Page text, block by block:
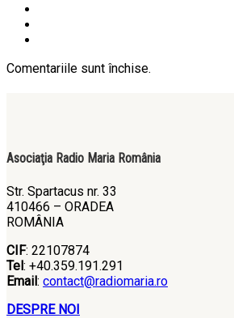
Comentariile sunt închise.
Asociaţia Radio Maria România
Str. Spartacus nr. 33
410466 – ORADEA
ROMÂNIA
CIF: 22107874
Tel: +40.359.191.291
Email: contact@radiomaria.ro
DESPRE NOI